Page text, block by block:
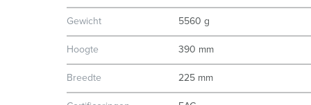
Gewicht 5560 g
Hoogte 390 mm
Breedte 225 mm